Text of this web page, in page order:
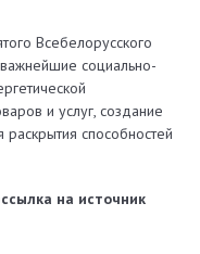
Всебелорусского
социально-
и услуг, создание
способностей
на источник